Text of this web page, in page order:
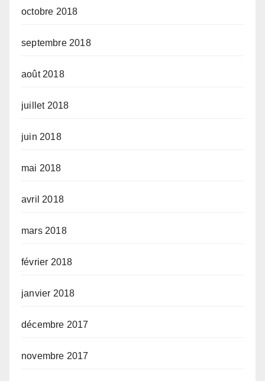
octobre 2018
septembre 2018
août 2018
juillet 2018
juin 2018
mai 2018
avril 2018
mars 2018
février 2018
janvier 2018
décembre 2017
novembre 2017